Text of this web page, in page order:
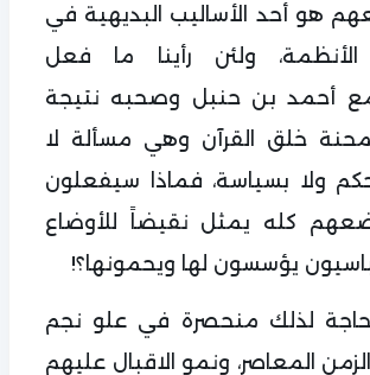
هو أحد الأساليب البديهية في
ولئن رأينا ما فعل
مع أحمد بن حنبل وصحبه نتيجة
خلق القرآن وهي مسألة لا
ولا بسياسة، فماذا سيفعلون
كله يمثل نقيضاً للأوضاع
يؤسسون لها ويحمونها؟!
لذلك منحصرة في علو نجم
المعاصر، ونمو الاقبال عليهم